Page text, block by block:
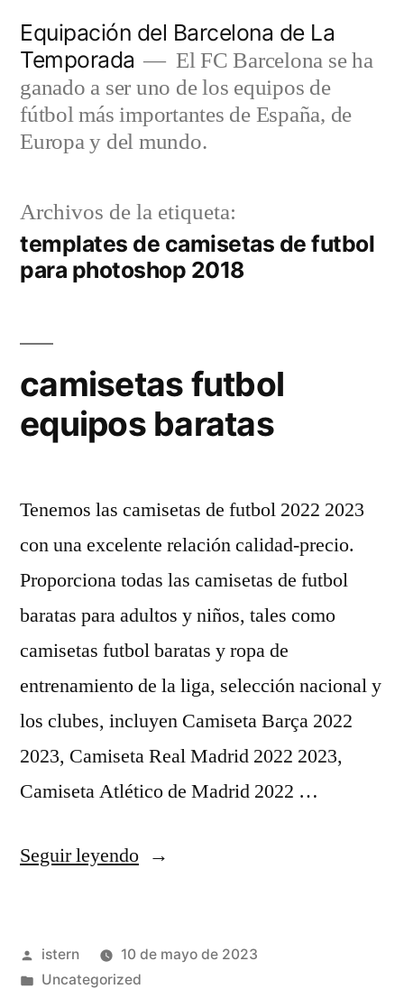
contenido
Equipación del Barcelona de La
Temporada
El FC Barcelona se ha
ganado a ser uno de los equipos de
fútbol más importantes de España, de
Europa y del mundo.
Archivos de la etiqueta:
templates de camisetas de futbol
para photoshop 2018
camisetas futbol
equipos baratas
Tenemos las camisetas de futbol 2022 2023
con una excelente relación calidad-precio.
Proporciona todas las camisetas de futbol
baratas para adultos y niños, tales como
camisetas futbol baratas y ropa de
entrenamiento de la liga, selección nacional y
los clubes, incluyen Camiseta Barça 2022
2023, Camiseta Real Madrid 2022 2023,
Camiseta Atlético de Madrid 2022 …
Seguir leyendo«camisetas
baratas»
Publicado
por
istern
10 de mayo de 2023
Publicado
Uncategorized